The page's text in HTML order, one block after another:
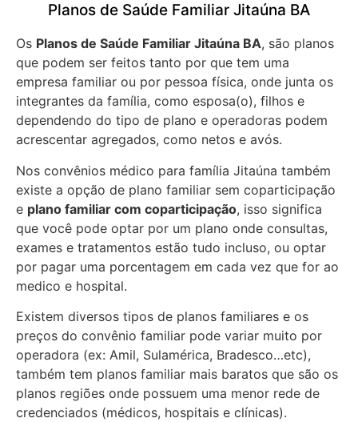
Planos de Saúde Familiar Jitaúna BA
Os Planos de Saúde Familiar Jitaúna BA, são planos
que podem ser feitos tanto por que tem uma
empresa familiar ou por pessoa física, onde junta os
integrantes da família, como esposa(o), filhos e
dependendo do tipo de plano e operadoras podem
acrescentar agregados, como netos e avós.
Nos convênios médico para família Jitaúna também
existe a opção de plano familiar sem coparticipação
e plano familiar com coparticipação, isso significa
que você pode optar por um plano onde consultas,
exames e tratamentos estão tudo incluso, ou optar
por pagar uma porcentagem em cada vez que for ao
medico e hospital.
Existem diversos tipos de planos familiares e os
preços do convênio familiar pode variar muito por
operadora (ex: Amil, Sulamérica, Bradesco…etc),
também tem planos familiar mais baratos que são os
planos regiões onde possuem uma menor rede de
credenciados (médicos, hospitais e clínicas).